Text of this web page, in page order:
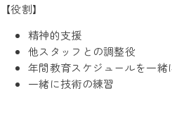
【役割】
精神的支援
他スタッフとの調整役
年間教育スケジュールを一緒
一緒に技術の練習